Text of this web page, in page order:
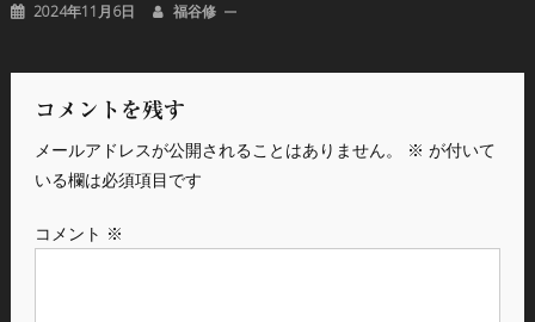
2024年11月6日 福谷修
コメントを残す
メールアドレスが公開されることはありません。 ※ が付いて
いる欄は必須項目です
コメント ※